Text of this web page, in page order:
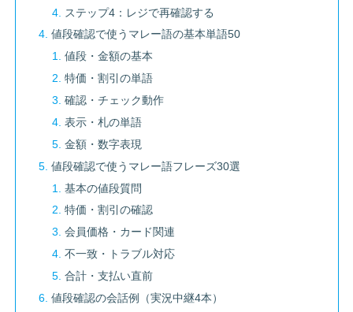
ステップ4：レジで再確認する
値段確認で使うマレー語の基本単語50
値段・金額の基本
特価・割引の単語
確認・チェック動作
表示・札の単語
金額・数字表現
値段確認で使うマレー語フレーズ30選
基本の値段質問
特価・割引の確認
会員価格・カード関連
不一致・トラブル対応
合計・支払い直前
値段確認の会話例（実況中継4本）